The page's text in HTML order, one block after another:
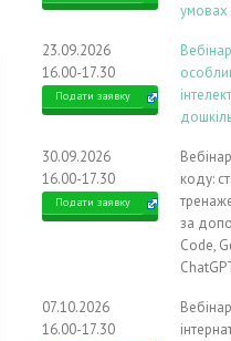
умовах
23.09.2026
16.00-17.30
Подати заявку
30.09.2026
16.00-17.30
Подати заявку
коду:
за
Code,
07.10.2026
16.00-17.30